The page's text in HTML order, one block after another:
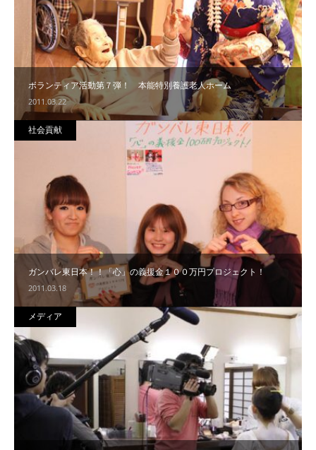
ボランティア活動第７弾！ 本能特別養護老人ホーム
2011.03.22
ガンバレ東日本！！「心」の義援金１００万円プロジェクト！
2011.03.18
社会貢献
メディア